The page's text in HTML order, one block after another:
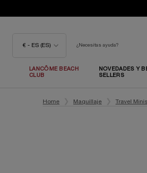
€ - ES (ES) ¿Necesitas ayuda?
LANCÔME BEACH
CLUB
NOVEDADES Y
SELLERS
Home
Maquillaje Travel Minis